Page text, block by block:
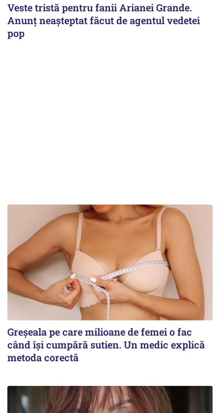
Veste tristă pentru fanii Arianei Grande.
Anunț neașteptat făcut de agentul vedetei
pop
Greșeala pe care milioane de femei o fac
când își cumpără sutien. Un medic explică
metoda corectă